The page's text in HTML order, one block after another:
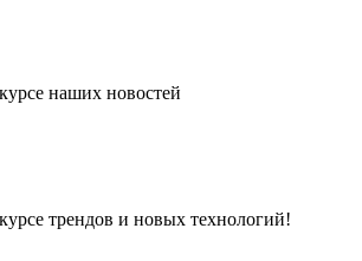
наших новостей
трендов и новых технологий!